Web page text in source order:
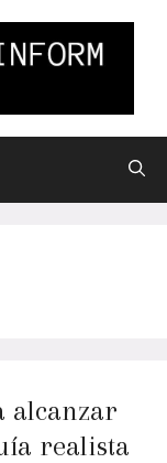
alcanzar
realista